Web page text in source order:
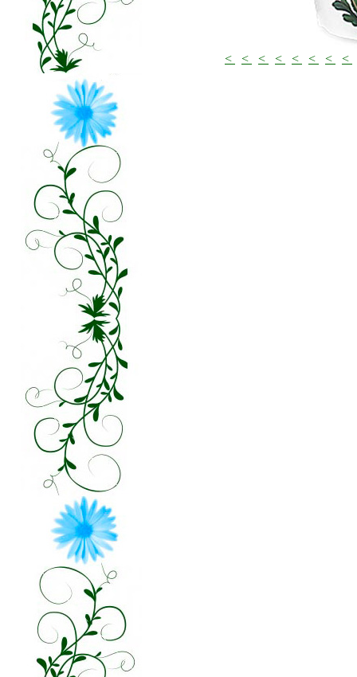
< < < < < < < <